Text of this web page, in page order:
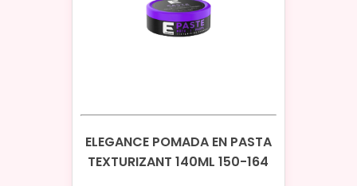
ELEGANCE POMADA EN PASTA
TEXTURIZANT 140ML 150-164